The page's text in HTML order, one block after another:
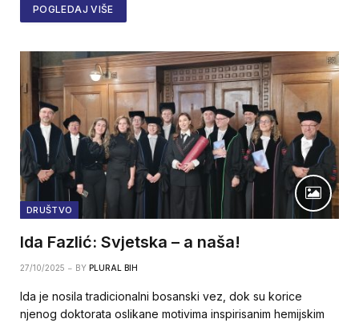
POGLEDAJ VIŠE
DRUŠTVO
Ida Fazlić: Svjetska – a naša!
27/10/2025 BY PLURAL BIH
Ida je nosila tradicionalni bosanski vez, dok su korice
njenog doktorata oslikane motivima inspirisanim hemijskim